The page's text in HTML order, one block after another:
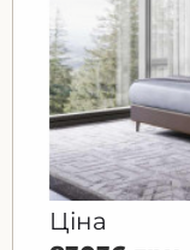
Ціна